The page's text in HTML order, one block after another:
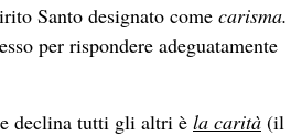
Santo designato come carisma.
per rispondere adeguatamente
declina tutti gli altri è la carità (il